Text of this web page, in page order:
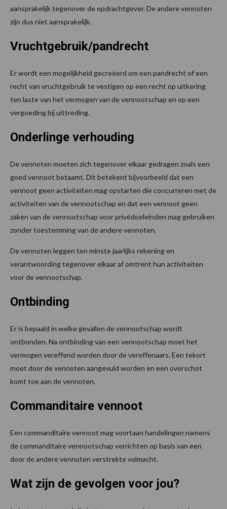
aansprakelijk tegenover de opdrachtgever. De andere vennoten
zijn dus niet aansprakelijk.
Vruchtgebruik/pandrecht
Er wordt een mogelijkheid gecreëerd om een pandrecht of een
recht van vruchtgebruik te vestigen op een recht op uitkering
ten laste van het vermogen van de vennootschap en op een
vergoeding bij uittreding.
Onderlinge verhouding
De vennoten moeten zich tegenover elkaar gedragen zoals een
goed vennoot betaamt. Dit betekent bijvoorbeeld dat een
vennoot geen activiteiten mag opstarten die concurreren met de
activiteiten van de vennootschap en dat een vennoot geen
zaken van de vennootschap voor privédoeleinden mag gebruiken
zonder toestemming van de andere vennoten.
De vennoten leggen ten minste jaarlijks rekening en
verantwoording tegenover elkaar af omtrent hun activiteiten
voor de vennootschap.
Ontbinding
Er is bepaald in welke gevallen de vennootschap wordt
ontbonden. Na ontbinding van een vennootschap moet het
vermogen vereffend worden door de vereffenaars. Een tekort
moet door de vennoten aangevuld worden en een overschot
komt toe aan de vennoten.
Commanditaire vennoot
Een commanditaire vennoot mag voortaan handelingen namens
de commanditaire vennootschap verrichten op basis van een
door de andere vennoten verstrekte volmacht.
Wat zijn de gevolgen voor jou?